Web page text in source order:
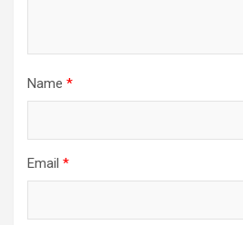
Name *
Email *